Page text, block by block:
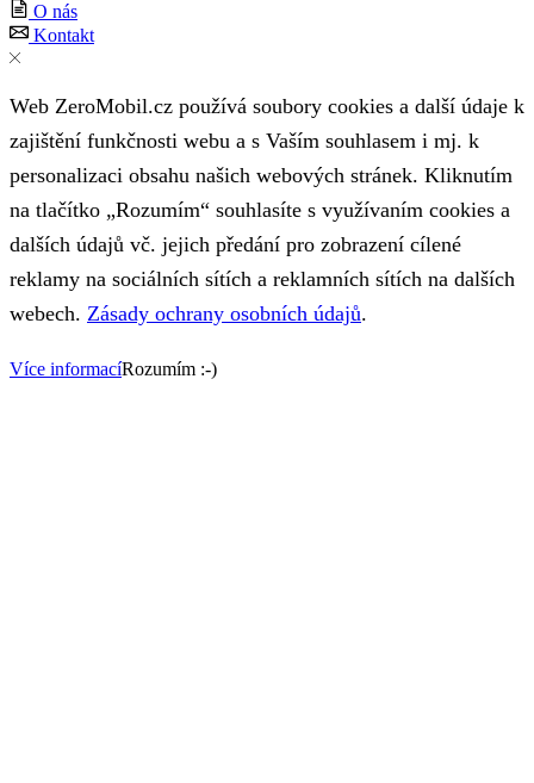
O nás
Kontakt
Web ZeroMobil.cz používá soubory cookies a další údaje k
zajištění funkčnosti webu a s Vaším souhlasem i mj. k
personalizaci obsahu našich webových stránek. Kliknutím
na tlačítko „Rozumím“ souhlasíte s využívaním cookies a
dalších údajů vč. jejich předání pro zobrazení cílené
reklamy na sociálních sítích a reklamních sítích na dalších
webech. Zásady ochrany osobních údajů.
Více informacíRozumím :-)